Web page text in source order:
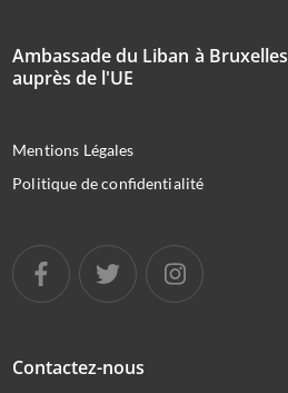
Ambassade du Liban à
auprès de l'UE
Mentions Légales
Politique de confidentialité
Contactez-nous